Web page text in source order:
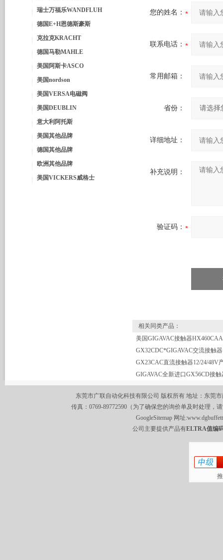
瑞士万福乐WANDFLUH
德国E+H恩德斯豪斯
克拉克KRACHT
德国马勒MAHLE
美国阿斯卡ASCO
美国nordson
美国VERSA电磁阀
美国DEUBLIN
意大利阿托斯
美国其他品牌
德国其他品牌
欧洲其他品牌
美国VICKERS威格士
您的姓名：
联系电话：
常用邮箱：
省份：
详细地址：
补充说明：
验证码：
相关同类产品：
GX32CDC*GIGAVAC交流接触器
GIGAVAC全新进口GX56CD接触
东莞市广联自动化科技有限公司 版权所有 地址：东莞
传真：0769-89772590（为了确保您的询价单及时处理，
GoogleSitemap 网址:
公司主要提供产品有ELTRA值编